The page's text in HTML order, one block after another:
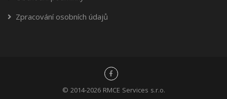
Zpracování osobních údajů
© 2014-2026 RMCE Services s.r.o.